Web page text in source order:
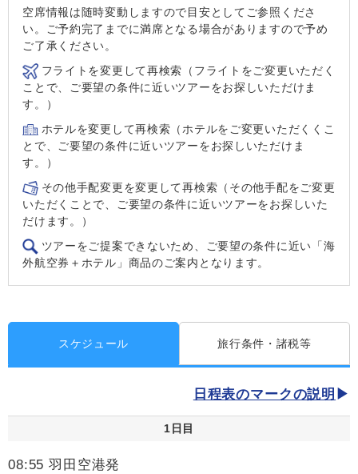
空席情報は随時変動しますので目安としてご参照くださ
い。ご予約完了までに満席となる場合がありますので予め
ご了承ください。
フライトを変更して再検索（フライトをご変更いただく
ことで、ご要望の条件に近いツアーをお探しいただけま
す。）
ホテルを変更して再検索（ホテルをご変更いただくくこ
とで、ご要望の条件に近いツアーをお探しいただけま
す。）
その他手配変更を変更して再検索（その他手配をご変更
いただくことで、ご要望の条件に近いツアーをお探しいた
だけます。）
ツアーをご提案できないため、ご要望の条件に近い「海
外航空券＋ホテル」商品のご案内となります。
スケジュール 旅行条件・諸税等
日程表のマークの説明
1日目
08:55 羽田空港発